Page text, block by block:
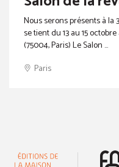
Nous serons présents à la
se tient du 13 au 15
(75004, Paris) Le Salon ...
Paris